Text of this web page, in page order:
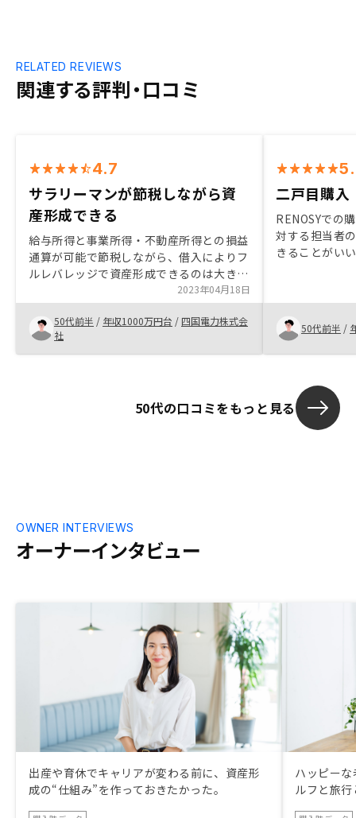
関連する評判・口コミ
RELATED REVIEWS
4.7
サラリーマンが節税しながら資
産形成できる
給与所得と事業所得・不動産所得との損益
通算が可能で節税しながら、借入によりフ
ルレバレッジで資産形成できるのは大きな
魅力。有価証券との値動きも異なるので、
ダイバーシフィケーションの観点から、ポ
ートフォリオの一つとして不動産を保有す
るのは合理的。不動産業者は、買い手と売
り手の双方の代理人となりコンフリクトが
2023年04月18日
50代前半 / 年収1000万円台 / 四国電力株式会
社
二戸目購入
RENOSYでの
対する担当者
きることがい
来の返済プラ
った感があり
来ました。
50代前半 /
50代の口コミをもっと見る
オーナーインタビュー
OWNER INTERVIEWS
出産や育休でキャリアが変わる前に、資産形
成の“仕組み”を作っておきたかった。
ハッピー
ルフと旅